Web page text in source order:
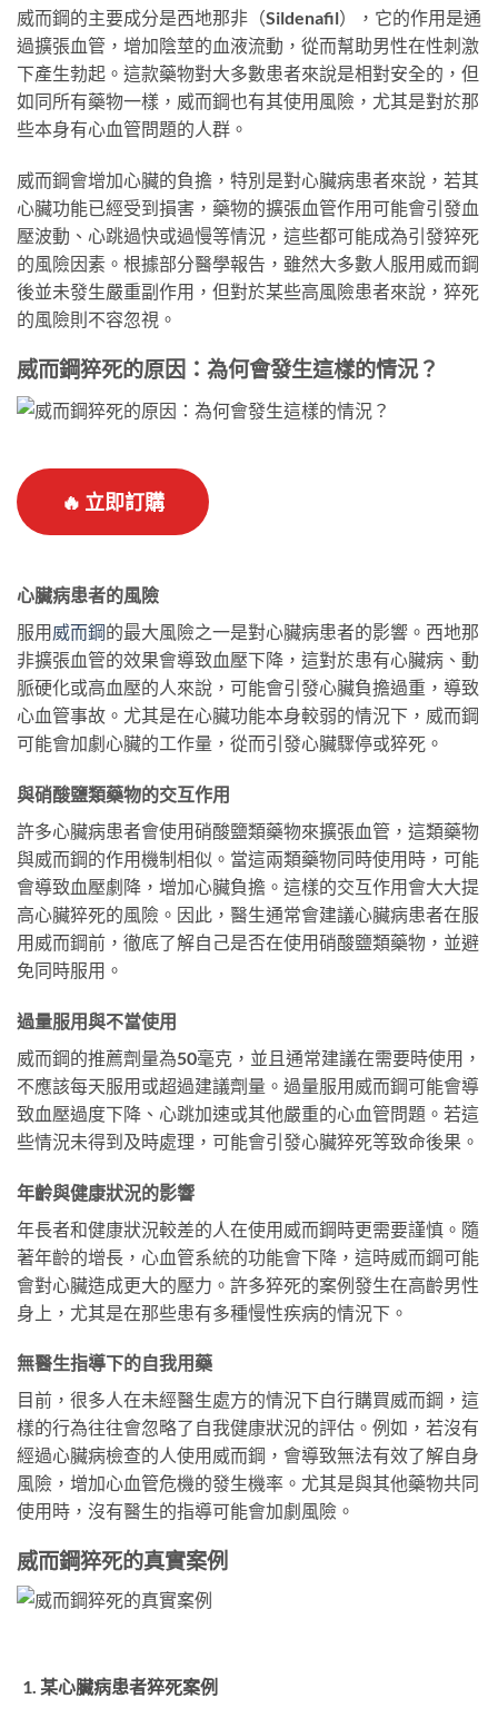
威而鋼的主要成分是西地那非（Sildenafil），它的作用是通
過擴張血管，增加陰莖的血液流動，從而幫助男性在性刺激
下產生勃起。這款藥物對大多數患者來說是相對安全的，但
如同所有藥物一樣，威而鋼也有其使用風險，尤其是對於那
些本身有心血管問題的人群。
威而鋼會增加心臟的負擔，特別是對心臟病患者來說，若其
心臟功能已經受到損害，藥物的擴張血管作用可能會引發血
壓波動、心跳過快或過慢等情況，這些都可能成為引發猝死
的風險因素。根據部分醫學報告，雖然大多數人服用威而鋼
後並未發生嚴重副作用，但對於某些高風險患者來說，猝死
的風險則不容忽視。
威而鋼猝死的原因：為何會發生這樣的情況？
🔥 立即訂購
心臟病患者的風險
服用威而鋼的最大風險之一是對心臟病患者的影響。西地那
非擴張血管的效果會導致血壓下降，這對於患有心臟病、動
脈硬化或高血壓的人來說，可能會引發心臟負擔過重，導致
心血管事故。尤其是在心臟功能本身較弱的情況下，威而鋼
可能會加劇心臟的工作量，從而引發心臟驟停或猝死。
與硝酸鹽類藥物的交互作用
許多心臟病患者會使用硝酸鹽類藥物來擴張血管，這類藥物
與威而鋼的作用機制相似。當這兩類藥物同時使用時，可能
會導致血壓劇降，增加心臟負擔。這樣的交互作用會大大提
高心臟猝死的風險。因此，醫生通常會建議心臟病患者在服
用威而鋼前，徹底了解自己是否在使用硝酸鹽類藥物，並避
免同時服用。
過量服用與不當使用
威而鋼的推薦劑量為50毫克，並且通常建議在需要時使用，
不應該每天服用或超過建議劑量。過量服用威而鋼可能會導
致血壓過度下降、心跳加速或其他嚴重的心血管問題。若這
些情況未得到及時處理，可能會引發心臟猝死等致命後果。
年齡與健康狀況的影響
年長者和健康狀況較差的人在使用威而鋼時更需要謹慎。隨
著年齡的增長，心血管系統的功能會下降，這時威而鋼可能
會對心臟造成更大的壓力。許多猝死的案例發生在高齡男性
身上，尤其是在那些患有多種慢性疾病的情況下。
無醫生指導下的自我用藥
目前，很多人在未經醫生處方的情況下自行購買威而鋼，這
樣的行為往往會忽略了自我健康狀況的評估。例如，若沒有
經過心臟病檢查的人使用威而鋼，會導致無法有效了解自身
風險，增加心血管危機的發生機率。尤其是與其他藥物共同
使用時，沒有醫生的指導可能會加劇風險。
威而鋼猝死的真實案例
某心臟病患者猝死案例